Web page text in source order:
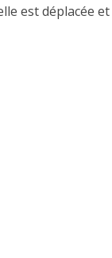
est déplacée et